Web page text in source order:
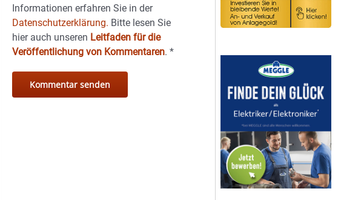
Informationen erfahren Sie in der
Datenschutzerklärung. Bitte lesen Sie
hier auch unseren Leitfaden für die
Veröffentlichung von Kommentaren.*